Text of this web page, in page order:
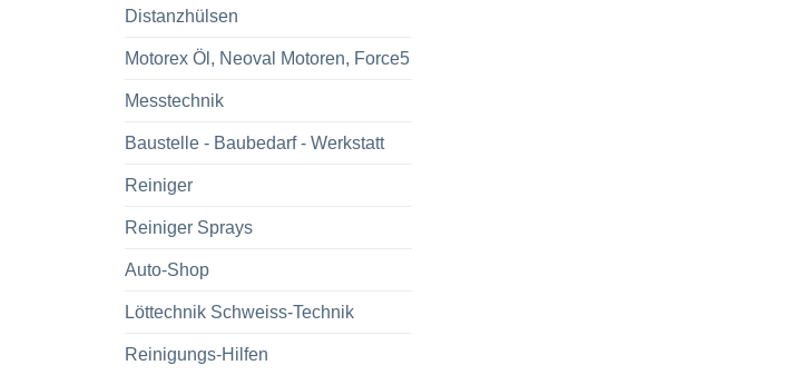
Distanzhülsen
Motorex Öl, Neoval Motoren, Force5
Messtechnik
Baustelle - Baubedarf - Werkstatt
Reiniger
Reiniger Sprays
Auto-Shop
Löttechnik Schweiss-Technik
Reinigungs-Hilfen